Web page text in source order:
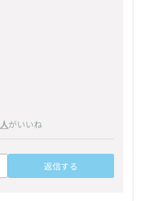
がいいね
返信する